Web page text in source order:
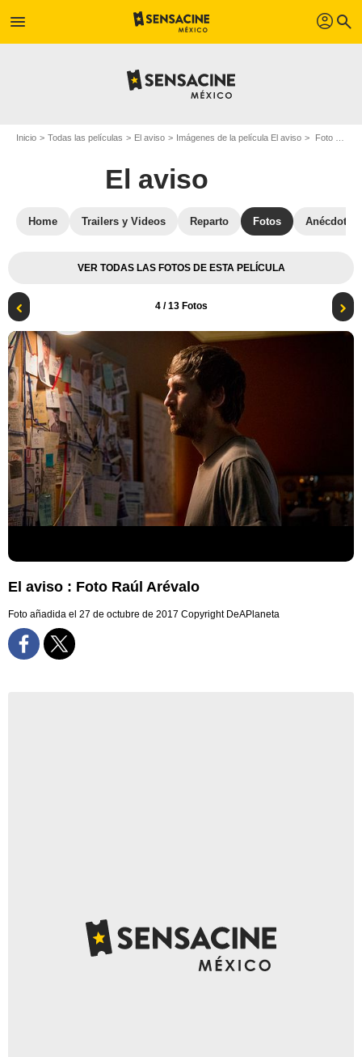
menu profil search
Inicio Todas las películas El aviso Imágenes de la película El aviso Foto de la película El aviso - Foto 4
El aviso
Home Trailers y Videos Reparto Fotos Anécdotas
VER TODAS LAS FOTOS DE ESTA PELÍCULA
4/ 13 Fotos
El aviso : Foto Raúl Arévalo
Foto añadida el 27 de octubre de 2017 Copyright DeAPlaneta